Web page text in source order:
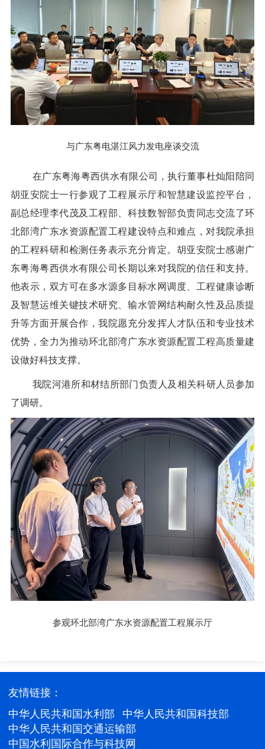
与广东粤电湛江风力发电座谈交流
在广东粤海粤西供水有限公司，执行董事杜灿阳陪同
胡亚安院士一行参观了工程展示厅和智慧建设监控平台，
副总经理李代茂及工程部、科技数智部负责同志交流了环
北部湾广东水资源配置工程建设特点和难点，对我院承担
的工程科研和检测任务表示充分肯定。胡亚安院士感谢广
东粤海粤西供水有限公司长期以来对我院的信任和支持。
他表示，双方可在多水源多目标水网调度、工程健康诊断
及智慧运维关键技术研究、输水管网结构耐久性及品质提
升等方面开展合作，我院愿充分发挥人才队伍和专业技术
优势，全力为推动环北部湾广东水资源配置工程高质量建
设做好科技支撑。
我院河港所和材结所部门负责人及相关科研人员参加
了调研。
参观环北部湾广东水资源配置工程展示厅
友情链接：
中华人民共和国水利部 中华人民共和国科技部
中华人民共和国交通运输部
中国水利国际合作与科技网